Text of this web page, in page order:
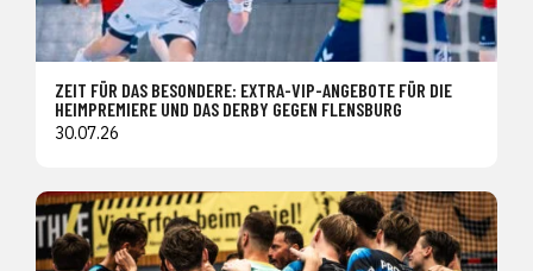
ZEIT FÜR DAS BESONDERE: EXTRA-VIP-ANGEBOTE FÜR DIE
HEIMPREMIERE UND DAS DERBY GEGEN FLENSBURG
30.07.26